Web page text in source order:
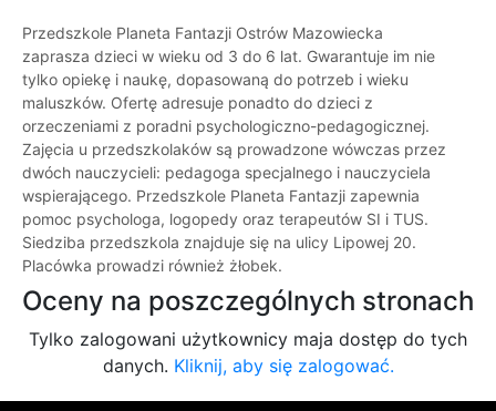
Przedszkole Planeta Fantazji Ostrów Mazowiecka
zaprasza dzieci w wieku od 3 do 6 lat. Gwarantuje im nie
tylko opiekę i naukę, dopasowaną do potrzeb i wieku
maluszków. Ofertę adresuje ponadto do dzieci z
orzeczeniami z poradni psychologiczno-pedagogicznej.
Zajęcia u przedszkolaków są prowadzone wówczas przez
dwóch nauczycieli: pedagoga specjalnego i nauczyciela
wspierającego. Przedszkole Planeta Fantazji zapewnia
pomoc psychologa, logopedy oraz terapeutów SI i TUS.
Siedziba przedszkola znajduje się na ulicy Lipowej 20.
Placówka prowadzi również żłobek.
Oceny na poszczególnych stronach
Tylko zalogowani użytkownicy maja dostęp do tych
danych. Kliknij, aby się zalogować.